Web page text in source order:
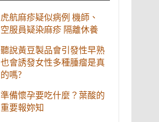
虎航麻疹疑似病例 機師、
空服員疑染麻疹 隔離休養
聽說黃豆製品會引發性早熟
也會誘發女性多種腫瘤是真
的嗎?
準備懷孕要吃什麼？葉酸的
重要報妳知